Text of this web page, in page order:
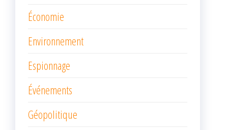
Économie
Environnement
Espionnage
Événements
Géopolitique